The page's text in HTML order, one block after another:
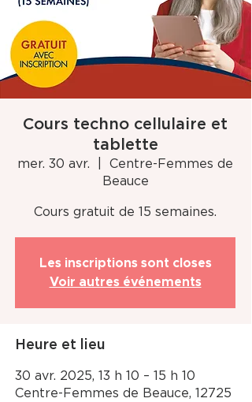
Cours techno cellulaire et
tablette
mer. 30 avr.
Centre-Femmes de
Beauce
Cours gratuit de 15 semaines.
Les inscriptions sont closes
Voir autres événements
Heure et lieu
30 avr. 2025, 13 h 10 – 15 h 10
Centre-Femmes de Beauce, 12725